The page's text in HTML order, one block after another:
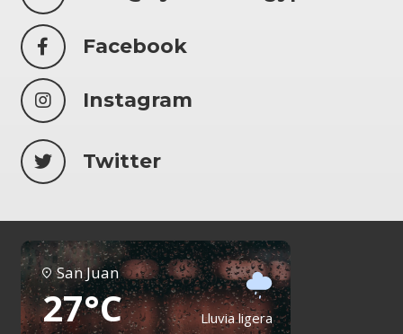
Facebook
Instagram
Twitter
San Juan
27°C Lluvia ligera